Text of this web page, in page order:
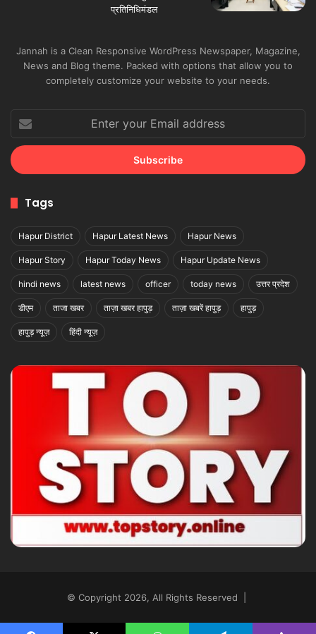
Jannah is a Clean Responsive WordPress Newspaper, Magazine,
News and Blog theme. Packed with options that allow you to
completely customize your website to your needs.
your
Email
address
Tags
Hapur District Hapur Latest News Hapur News
Hapur Story Hapur Today News Hapur Update News
hindi news latest news officer today news उत्तर प्रदेश
डीएम ताजा खबर ताज़ा खबर हापुड़ ताज़ा खबरें हापुड़ हापुड़
हापुड़ न्यूज़ हिंदी न्यूज़
© Copyright 2026, All Rights Reserved |